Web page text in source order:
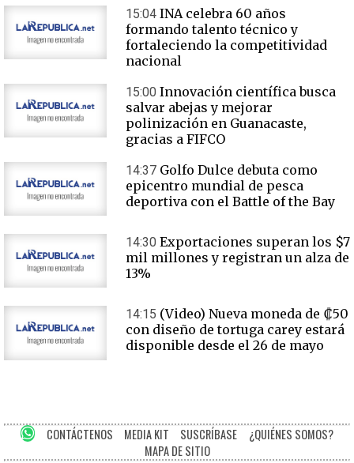
15:04 INA celebra 60 años
formando talento técnico y
fortaleciendo la competitividad
nacional
15:00 Innovación científica busca
salvar abejas y mejorar
polinización en Guanacaste,
gracias a FIFCO
14:37 Golfo Dulce debuta como
epicentro mundial de pesca
deportiva con el Battle of the Bay
14:30 Exportaciones superan los $7
mil millones y registran un alza de
13%
14:15 (Video) Nueva moneda de ₡50
con diseño de tortuga carey estará
disponible desde el 26 de mayo
CONTÁCTENOS MEDIA KIT SUSCRÍBASE
¿QUIÉNES SOMOS?
MAPA DE SITIO